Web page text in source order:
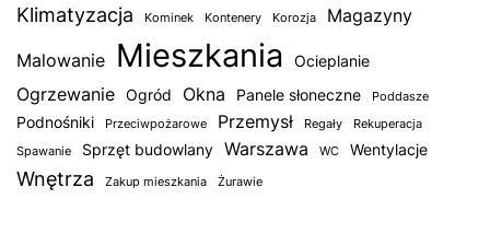
Klimatyzacja Kominek Kontenery Korozja Magazyny
Malowanie Mieszkania Ocieplanie
Ogrzewanie Ogród Okna Panele słoneczne Poddasze
Podnośniki Przeciwpożarowe Przemysł Regały
Rekuperacja
Spawanie
Sprzęt budowlany Warszawa WC Wentylacje
Wnętrza Zakup mieszkania Żurawie